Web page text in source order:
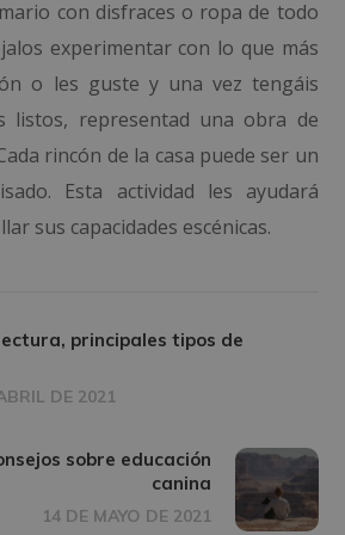
con disfraces o ropa de todo
experimentar con lo que más
o les guste y una vez tengáis
listos, representad una obra de
rincón de la casa puede ser un
Esta actividad les ayudará
sus capacidades escénicas.
principales tipos de
DE 2021
sobre educación
canina
14 DE MAYO DE 2021